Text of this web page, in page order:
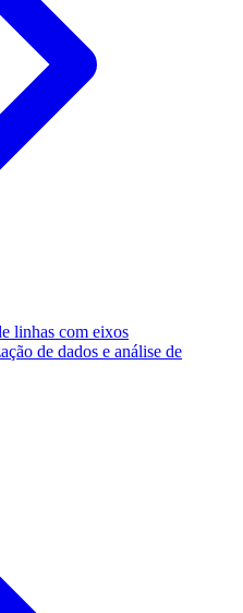
linhas com eixos
de dados e análise de